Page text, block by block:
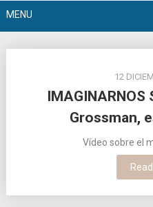
MENU
12
IMAGINARNOS
Grossman,
Vídeo sobre el